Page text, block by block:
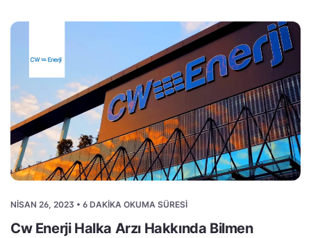
NISAN 26, 2023 • 6 DAKIKA OKUMA SÜRESI
Cw Enerji Halka Arzı Hakkında Bilmen